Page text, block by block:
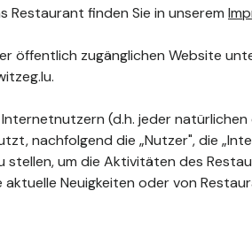
Restaurant finden Sie in unserem
öffentlich zugänglichen Website
(d.h. jeder
nachfolgend die „Nutzer", die
stellen, um die Aktivitäten des
Neuigkeiten oder von